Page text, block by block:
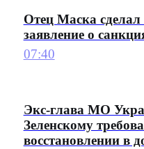
Отец Маска
заявление о
07:40
Экс-глава МО
Зеленскому
восстановлении в